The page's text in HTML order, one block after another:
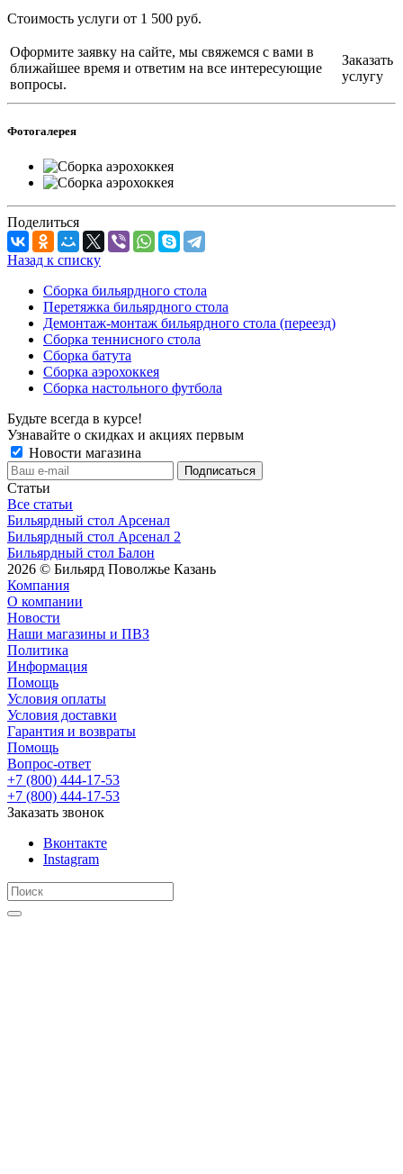
Стоимость услуги от 1 500 руб.
Оформите заявку на сайте, мы свяжемся с вами в
ближайшее время и ответим на все интересующие
вопросы.
Заказать
услугу
Фотогалерея
Поделиться
Назад к списку
Сборка бильярдного стола
Перетяжка бильярдного стола
Демонтаж-монтаж бильярдного стола (переезд)
Сборка теннисного стола
Сборка батута
Сборка аэрохоккея
Сборка настольного футбола
Будьте всегда в курсе!
Узнавайте о скидках и акциях первым
Новости магазина
Статьи
Все статьи
Бильярдный стол Арсенал
Бильярдный стол Арсенал 2
Бильярдный стол Балон
2026 © Бильярд Поволжье Казань
Компания
О компании
Новости
Наши магазины и ПВЗ
Политика
Информация
Помощь
Условия оплаты
Условия доставки
Гарантия и возвраты
Помощь
Вопрос-ответ
+7 (800) 444-17-53
+7 (800) 444-17-53
Заказать звонок
Вконтакте
Instagram